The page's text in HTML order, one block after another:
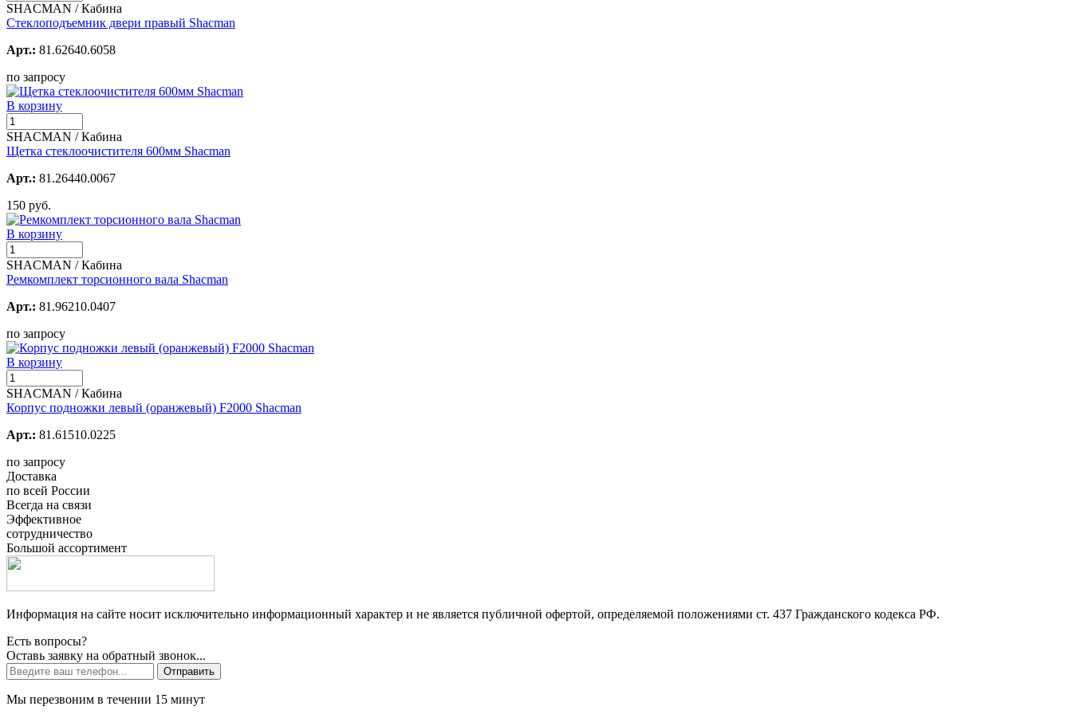
SHACMAN / Кабина
Стеклоподъемник двери правый Shacman
Арт.: 81.62640.6058
по запросу
В корзину
SHACMAN / Кабина
Щетка стеклоочистителя 600мм Shacman
Арт.: 81.26440.0067
150 руб.
В корзину
SHACMAN / Кабина
Ремкомплект торсионного вала Shacman
Арт.: 81.96210.0407
по запросу
В корзину
SHACMAN / Кабина
Корпус подножки левый (оранжевый) F2000 Shacman
Арт.: 81.61510.0225
по запросу
Доставка
по всей России
Всегда на связи
Эффективное
сотрудничество
Большой ассортимент
Информация на сайте носит исключительно информационный характер и не является публичной офертой, определяемой положениями ст. 437 Гражданского кодекса РФ.
Есть вопросы?
Оставь заявку на обратный звонок...
Отправить
Мы перезвоним в течении 15 минут